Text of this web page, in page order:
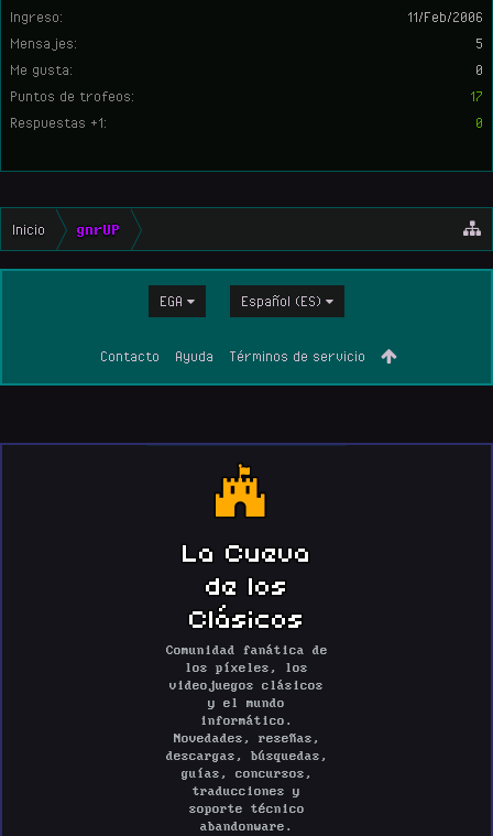
Ingreso:
11/Feb/2006
Mensajes:
5
Me gusta:
0
Puntos de trofeos:
17
Respuestas +1:
0
Inicio gnrUP
EGA Español (ES)
Contacto Ayuda Términos de servicio
La Cueva
de los
Clásicos
Comunidad fanática de
los píxeles, los
videojuegos clásicos
y el mundo
informático.
Novedades, reseñas,
descargas, búsquedas,
guías, concursos,
traducciones y
soporte técnico
abandonware.